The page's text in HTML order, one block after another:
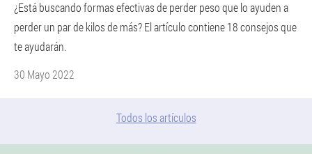
¿Está buscando formas efectivas de perder peso que lo ayuden a
perder un par de kilos de más? El artículo contiene 18 consejos que
te ayudarán.
30 Mayo 2022
Todos los artículos